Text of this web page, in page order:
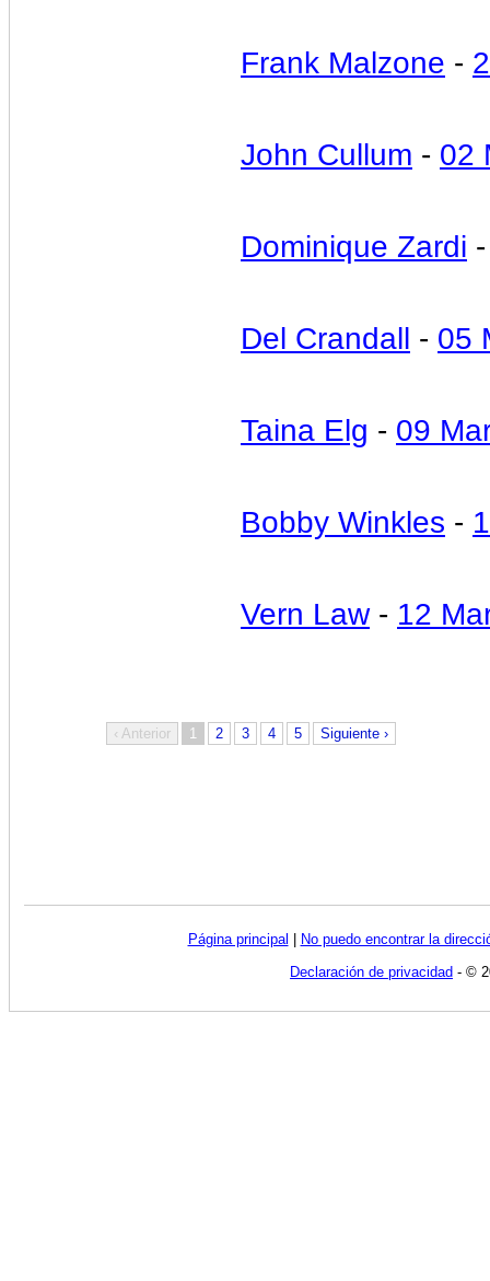
Frank Malzone -
John Cullum - 02
Dominique Zardi
Del Crandall - 05
Taina Elg - 09
Bobby Winkles -
Vern Law- 12
‹ Anterior 1 2 3 4 5 Siguiente ›
Página principal | No puedo encontrar la
Declaración de privacidad - ©